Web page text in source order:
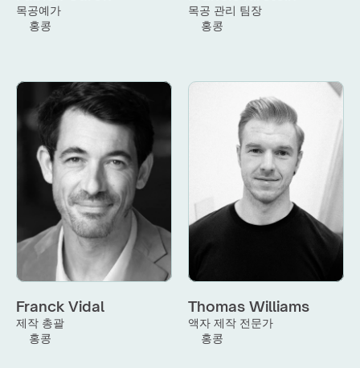
목공예가
홍콩
목공 관리 팀장
홍콩
Franck Vidal
제작 총괄
홍콩
Thomas Williams
액자 제작 전문가
홍콩